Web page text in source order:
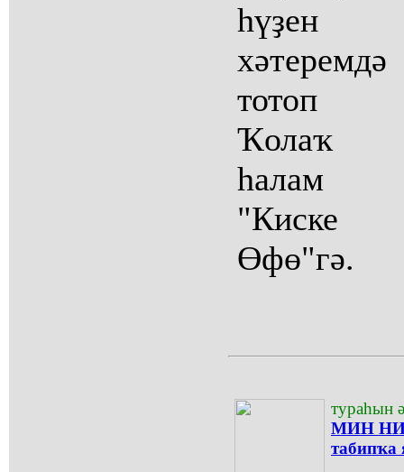
һүҙен
хәтеремдә
тотоп
Ҡолаҡ
һалам
"Киске
Өфө"гә.
тураһын
МИН